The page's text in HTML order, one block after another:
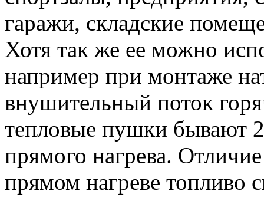
гаражи, складские
Хотя так же ее можно
например при монтаже
внушительный поток
тепловые пушки бывают
прямого нагрева.
прямом нагреве топливо